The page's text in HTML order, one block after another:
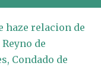
haze relacion de
de
Condado de